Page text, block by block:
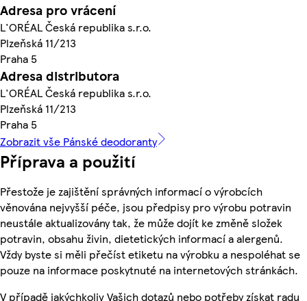
Adresa pro vrácení
L'ORÉAL Česká republika s.r.o.
Plzeňská 11/213
Praha 5
Adresa distributora
L'ORÉAL Česká republika s.r.o.
Plzeňská 11/213
Praha 5
Zobrazit vše Pánské deodoranty
Příprava a použití
Přestože je zajištění správných informací o výrobcích
věnována nejvyšší péče, jsou předpisy pro výrobu potravin
neustále aktualizovány tak, že může dojít ke změně složek
potravin, obsahu živin, dietetických informací a alergenů.
Vždy byste si měli přečíst etiketu na výrobku a nespoléhat se
pouze na informace poskytnuté na internetových stránkách.
V případě jakýchkoliv Vašich dotazů nebo potřeby získat radu